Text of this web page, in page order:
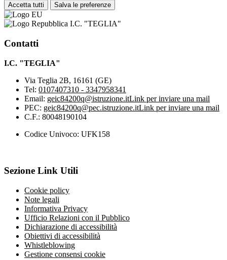
Accetta tutti Salva le preferenze
I.C. "TEGLIA"
Contatti
I.C. "TEGLIA"
Via Teglia 2B, 16161 (GE)
Tel: 0107407310 - 3347958341
Email: geic84200q@istruzione.itLink per inviare una mail
PEC: geic84200q@pec.istruzione.itLink per inviare una mail
C.F.: 80048190104
Codice Univoco: UFK158
Sezione Link Utili
Cookie policy
Note legali
Informativa Privacy
Ufficio Relazioni con il Pubblico
Dichiarazione di accessibilità
Obiettivi di accessibilità
Whistleblowing
Gestione consensi cookie